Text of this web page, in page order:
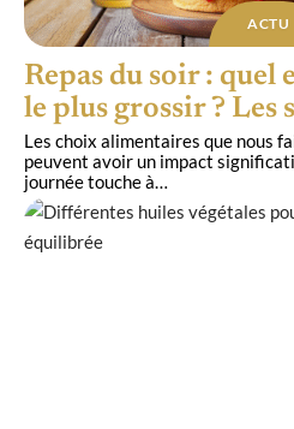
ACTU
Repas du soir : quel
le plus grossir ? Les
Les choix alimentaires que nous
peuvent avoir un impact
journée touche à…